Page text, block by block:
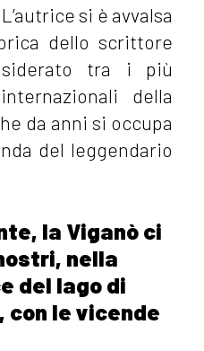
si è avvalsa
dello scrittore
tra i più
della
da anni si occupa
del leggendario
la Viganò ci
nella
del lago di
con le vicende